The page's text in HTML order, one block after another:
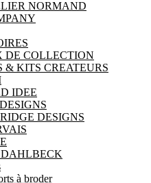
NORMAND
DE COLLECTION
KITS CREATEURS
IDEE
DESIGNS
à broder